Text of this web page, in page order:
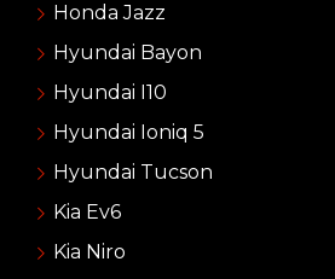
Honda Jazz
Hyundai Bayon
Hyundai I10
Hyundai Ioniq 5
Hyundai Tucson
Kia Ev6
Kia Niro